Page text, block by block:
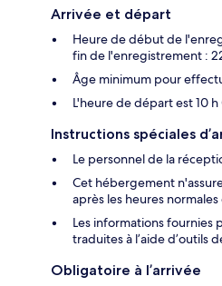
Arrivée et départ
Heure de début de
fin de l'enregistrement :
Âge minimum pour
L'heure de départ est 10
Instructions spéciales
Le personnel de la
Cet hébergement
après les heures
Les informations fournies
traduites à l’aide d’outils
Obligatoire à l’arrivée